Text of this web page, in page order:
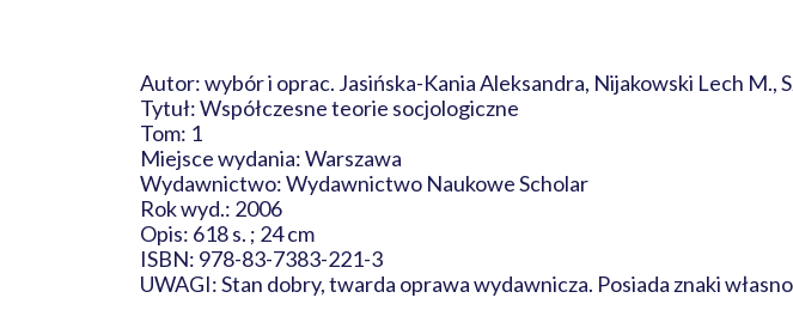
Autor: wybór i oprac. Jasińska-Kania Aleksandra, Nijakowski Lech M.,
Tytuł: Współczesne teorie socjologiczne
Tom: 1
Miejsce wydania: Warszawa
Wydawnictwo: Wydawnictwo Naukowe Scholar
Rok wyd.: 2006
Opis: 618 s. ; 24 cm
ISBN: 978-83-7383-221-3
UWAGI: Stan dobry, twarda oprawa wydawnicza. Posiada znaki